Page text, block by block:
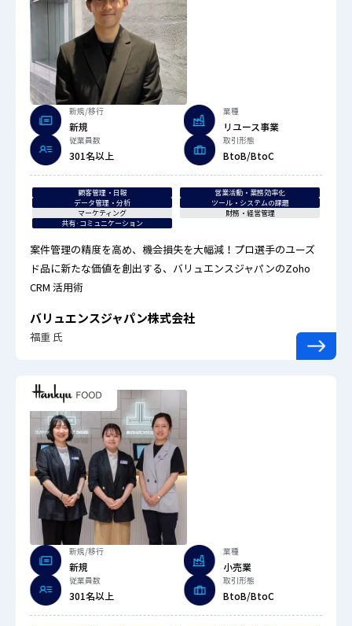
新規/移行
新規
業種
リユース事業
従業員数
301名以上
取引形態
BtoB/BtoC
顧客管理・日報
営業活動・業務効率化
データ管理・分析
ツール・システムの課題
マーケティング
財務・経営管理
共有·コミュニケーション
案件管理の精度を高め、機会損失を大幅減！プロ選手のユーズ
ド品に新たな価値を創出する、バリュエンスジャパンのZoho
CRM 活用術
バリュエンスジャパン株式会社
福重 氏
新規/移行
新規
業種
小売業
従業員数
301名以上
取引形態
BtoB/BtoC